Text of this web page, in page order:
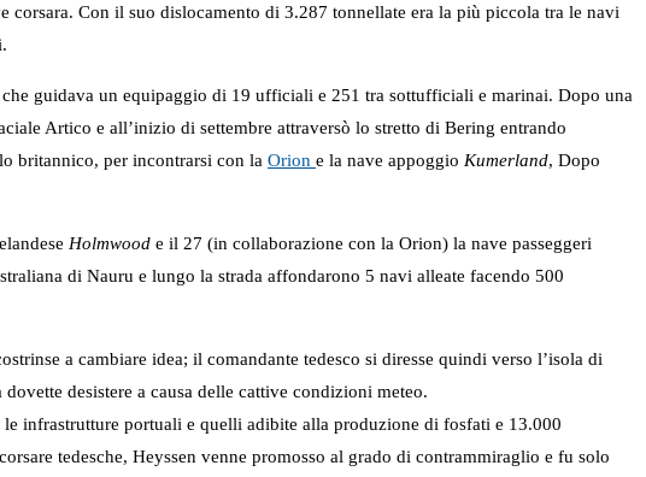
corsara. Con il suo dislocamento di 3.287 tonnellate era la più piccola tra le navi
che guidava un equipaggio di 19 ufficiali e 251 tra sottufficiali e marinai. Dopo una
Artico e all’inizio di settembre attraversò lo stretto di Bering entrando
britannico, per incontrarsi con la Orion e la nave appoggio Kumerland, Dopo
Holmwood e il 27 (in collaborazione con la Orion) la nave passeggeri
di Nauru e lungo la strada affondarono 5 navi alleate facendo 500
a cambiare idea; il comandante tedesco si diresse quindi verso l’isola di
desistere a causa delle cattive condizioni meteo.
infrastrutture portuali e quelli adibite alla produzione di fosfati e 13.000
tedesche, Heyssen venne promosso al grado di contrammiraglio e fu solo